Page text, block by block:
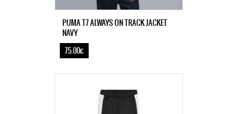
PUMA T7 ALWAYS ON TRACK JACKET
NAVY
75.00€